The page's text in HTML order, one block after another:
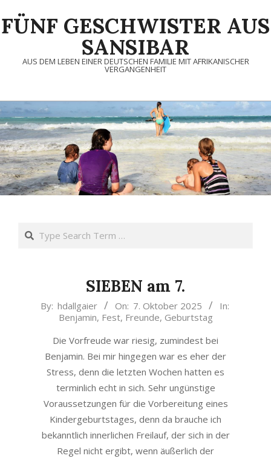
to
FÜNF GESCHWISTER AUS
SANSIBAR
AUS DEM LEBEN EINER DEUTSCHEN FAMILIE MIT AFRIKANISCHER
VERGANGENHEIT
Search
SIEBEN am 7.
2025-
By: hdallgaier On: 7. Oktober 2025
In:
Benjamin, Fest, Freunde, Geburtstag
Die Vorfreude war riesig, zumindest bei
Benjamin. Bei mir hingegen war es eher der
Stress, denn die letzten Wochen hatten es
terminlich echt in sich. Sehr ungünstige
Voraussetzungen für die Vorbereitung eines
Kindergeburtstages, denn da brauche ich
bekanntlich innerlichen Freilauf, der sich in der
Regel nicht ergibt, wenn äußerlich der